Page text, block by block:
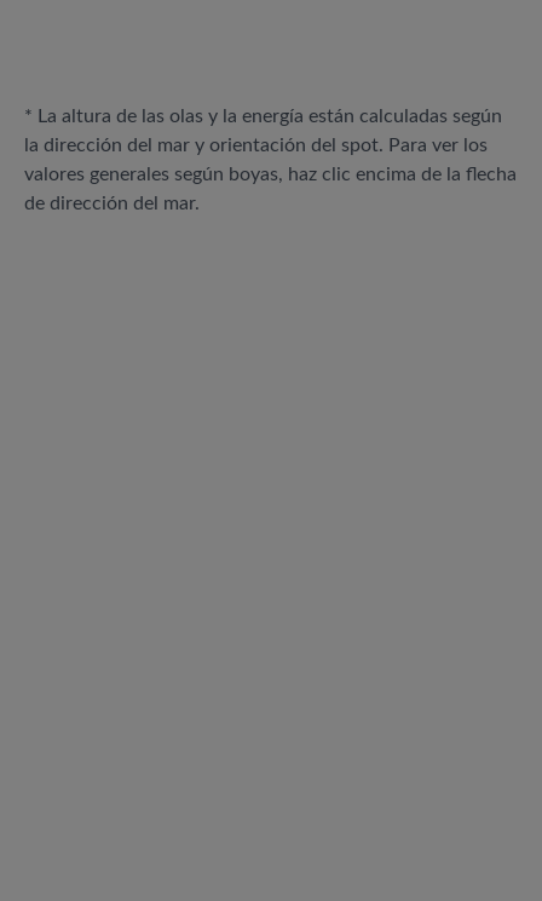
* La altura de las olas y la energía están calculadas según
la dirección del mar y orientación del spot. Para ver los
valores generales según boyas, haz clic encima de la flecha
de dirección del mar.